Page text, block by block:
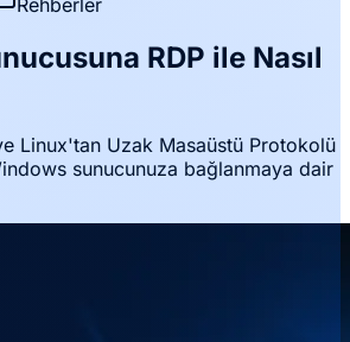
Rehberler
RDP ile Nasıl
Linux'tan Uzak Masaüstü Protokolü
sunucunuza bağlanmaya dair